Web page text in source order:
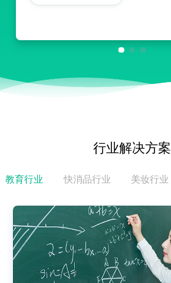
行业解决方案
教育行业 快消品行业 美妆行业